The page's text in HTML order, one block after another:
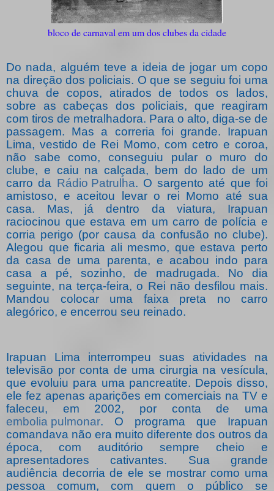
bloco de carnaval em um dos clubes da cidade
Do nada, alguém teve a ideia de jogar um copo
na direção dos policiais. O que se seguiu foi uma
chuva de copos, atirados de todos os lados,
sobre as cabeças dos policiais, que reagiram
com tiros de metralhadora. Para o alto, diga-se de
passagem. Mas a correria foi grande. Irapuan
Lima, vestido de Rei Momo, com cetro e coroa,
não sabe como, conseguiu pular o muro do
clube, e caiu na calçada, bem do lado de um
carro da Rádio Patrulha. O sargento até que foi
amistoso, e aceitou levar o rei Momo até sua
casa. Mas, já dentro da viatura, Irapuan
raciocinou que estava em um carro de polícia e
corria perigo (por causa da confusão no clube).
Alegou que ficaria ali mesmo, que estava perto
da casa de uma parenta, e acabou indo para
casa a pé, sozinho, de madrugada. No dia
seguinte, na terça-feira, o Rei não desfilou mais.
Mandou colocar uma faixa preta no carro
alegórico, e encerrou seu reinado.
Irapuan Lima interrompeu suas atividades na
televisão por conta de uma cirurgia na vesícula,
que evoluiu para uma pancreatite. Depois disso,
ele fez apenas aparições em comerciais na TV e
faleceu, em 2002, por conta de uma
embolia pulmonar. O programa que Irapuan
comandava não era muito diferente dos outros da
época, com auditório sempre cheio e
apresentadores cativantes. Sua grande
audiência decorria de ele se mostrar como uma
pessoa comum, com quem o público se